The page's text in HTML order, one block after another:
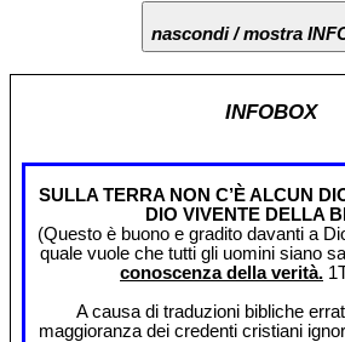
nascondi / mostra
INFOBOX
SULLA TERRA NON C’È ALCUN
DIO VIVENTE DELLA
(Questo è buono e gradito davanti a
quale vuole che tutti gli uomini siano
conoscenza della verità.
A causa di traduzioni bibliche
maggioranza dei credenti cristiani